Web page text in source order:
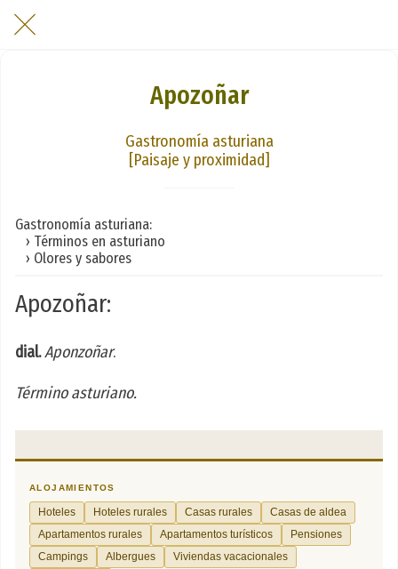
Apozoñar
Gastronomía asturiana
[Paisaje y proximidad]
Gastronomía asturiana:
› Términos en asturiano
› Olores y sabores
Apozoñar:
dial.Aponzoñar.
Término asturiano.